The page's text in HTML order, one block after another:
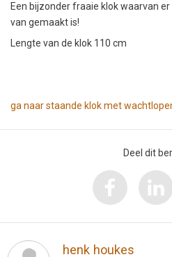
Een bijzonder fraaie klok waarvan
van gemaakt is!
Lengte van de klok 110 cm
ga naar staande klok met
Deel dit
henk houkes